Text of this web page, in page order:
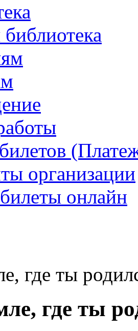
организации
онлайн
где ты
где ты